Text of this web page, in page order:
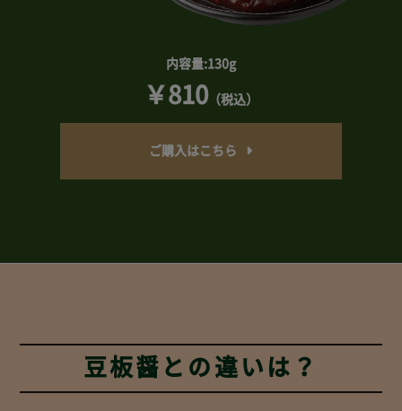
内容量:130g
￥810（税込）
ご購入はこちら
豆板醤との違いは？